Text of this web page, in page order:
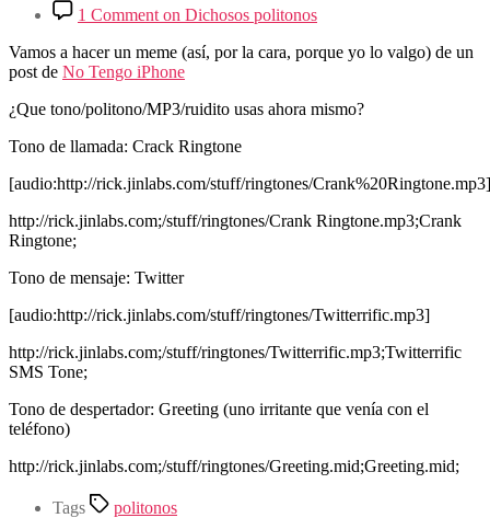
1 Comment on Dichosos politonos
Vamos a hacer un meme (así, por la cara, porque yo lo valgo) de un
post de No Tengo iPhone
¿Que tono/politono/MP3/ruidito usas ahora mismo?
Tono de llamada: Crack Ringtone
[audio:http://rick.jinlabs.com/stuff/ringtones/Crank%20Ringtone.mp3]
http://rick.jinlabs.com;/stuff/ringtones/Crank Ringtone.mp3;Crank
Ringtone;
Tono de mensaje: Twitter
[audio:http://rick.jinlabs.com/stuff/ringtones/Twitterrific.mp3]
http://rick.jinlabs.com;/stuff/ringtones/Twitterrific.mp3;Twitterrific
SMS Tone;
Tono de despertador: Greeting (uno irritante que venía con el
teléfono)
http://rick.jinlabs.com;/stuff/ringtones/Greeting.mid;Greeting.mid;
Tags politonos